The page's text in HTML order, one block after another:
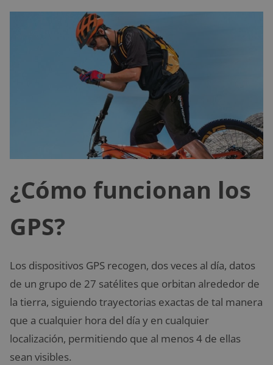
¿Cómo funcionan los
GPS?
Los dispositivos GPS recogen, dos veces al día, datos
de un grupo de 27 satélites que orbitan alrededor de
la tierra, siguiendo trayectorias exactas de tal manera
que a cualquier hora del día y en cualquier
localización, permitiendo que al menos 4 de ellas
sean visibles.